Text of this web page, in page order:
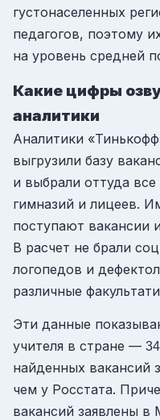
густонаселенных
педагогов, поэтому
на уровень средней
Какие цифры
аналитики
Аналитики
выгрузили базу
и выбрали оттуда
гимназий и лицеев.
поступают вакансии
В расчет не брали
логопедов и
различные
Эти данные
учителя в стране — 34
найденных вакансий
чем у Росстата.
вакансий заявлены